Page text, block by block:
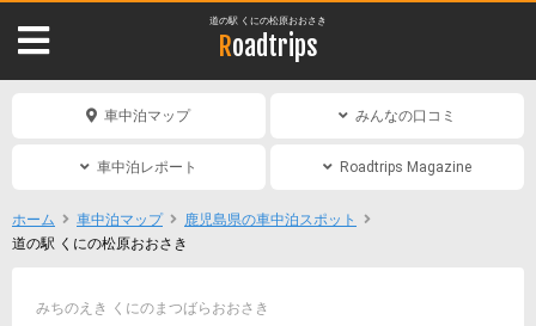
道の駅 くにの松原おおさき
Roadtrips
車中泊マップ みんなの口コミ
車中泊レポート Roadtrips Magazine
ホーム 車中泊マップ
鹿児島県の車中泊スポット
道の駅 くにの松原おおさき
みちのえき くにのまつばらおおさき